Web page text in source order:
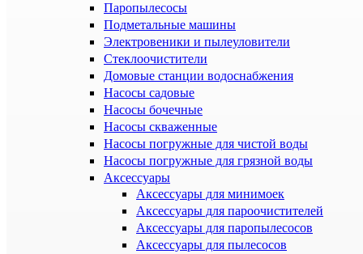
Паропылесосы
Подметальные машины
Электровеники и пылеуловители
Стеклоочистители
Домовые станции водоснабжения
Насосы садовые
Насосы бочечные
Насосы скваженные
Насосы погружные для чистой воды
Насосы погружные для грязной воды
Аксессуары
Аксессуары для минимоек
Аксессуары для пароочистителей
Аксессуары для паропылесосов
Аксессуары для пылесосов